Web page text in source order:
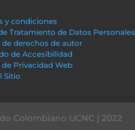
y condiciones
Tratamiento de Datos Personales
de derechos de autor
de Accesibilidad
de Privacidad Web
Sitio
Colombiano UCNC | 2022